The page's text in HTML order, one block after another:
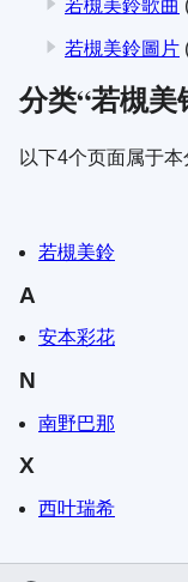
若槻美鈴歌曲
若槻美鈴圖片
分类“若槻
以下4个页面属于本
若槻美鈴
A
安本彩花
N
南野巴那
X
西叶瑞希